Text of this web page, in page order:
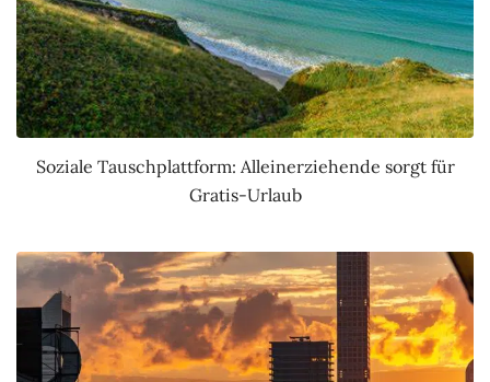
Soziale Tauschplattform: Alleinerziehende sorgt für
Gratis-Urlaub